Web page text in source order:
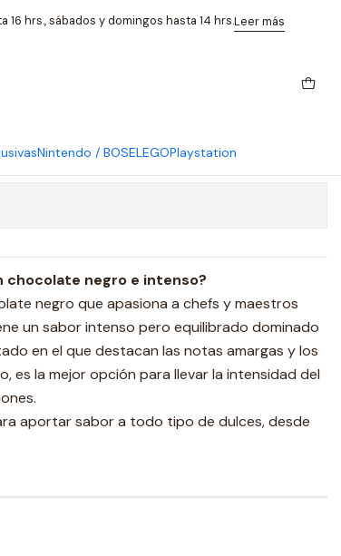
Nintendo / BOSELEGOPlaystation
hrs., sábados y domingos hasta 14 hrs.Leer más
Comprar ahora
chocolate negro e intenso?
negro que apasiona a chefs y maestros
un sabor intenso pero equilibrado dominado
en el que destacan las notas amargas y los
es la mejor opción para llevar la intensidad del
aportar sabor a todo tipo de dulces, desde